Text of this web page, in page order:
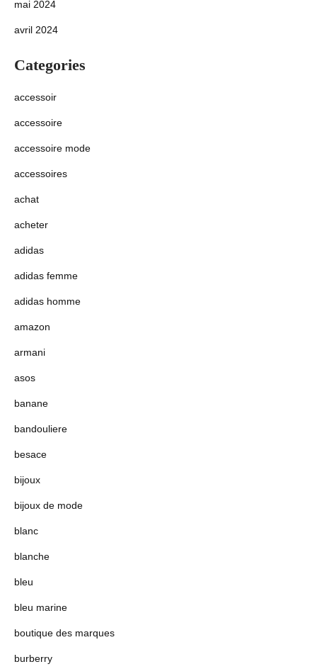
mai 2024
avril 2024
Categories
accessoir
accessoire
accessoire mode
accessoires
achat
acheter
adidas
adidas femme
adidas homme
amazon
armani
asos
banane
bandouliere
besace
bijoux
bijoux de mode
blanc
blanche
bleu
bleu marine
boutique des marques
burberry